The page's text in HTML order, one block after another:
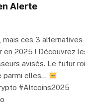
Alerte
mais ces 3
en 2025 ! Découvrez
avisés. Le futur
parmi elles…
#Altcoins2025